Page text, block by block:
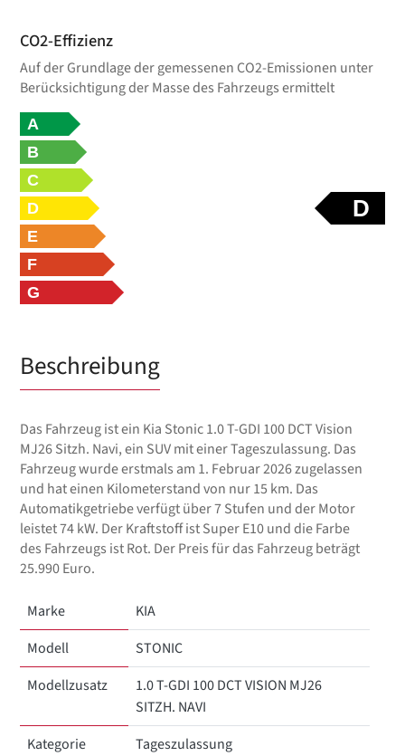
CO2-Effizienz
Auf der Grundlage der gemessenen CO2-Emissionen unter
Berücksichtigung der Masse des Fahrzeugs ermittelt
D
A
B
C
D
E
F
G
Beschreibung
Das Fahrzeug ist ein Kia Stonic 1.0 T-GDI 100 DCT Vision
MJ26 Sitzh. Navi, ein SUV mit einer Tageszulassung. Das
Fahrzeug wurde erstmals am 1. Februar 2026 zugelassen
und hat einen Kilometerstand von nur 15 km. Das
Automatikgetriebe verfügt über 7 Stufen und der Motor
leistet 74 kW. Der Kraftstoff ist Super E10 und die Farbe
des Fahrzeugs ist Rot. Der Preis für das Fahrzeug beträgt
25.990 Euro.
Marke
KIA
Modell
STONIC
Modellzusatz
1.0 T-GDI 100 DCT VISION MJ26
SITZH. NAVI
Kategorie
Tageszulassung